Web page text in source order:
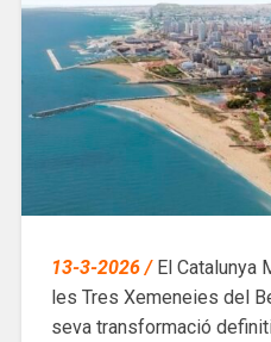
13-3-2026 /El Catalunya
les Tres Xemeneies del
seva transformació